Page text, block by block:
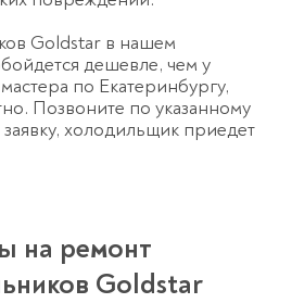
Goldstar в нашем
дешевле, чем у
по Екатеринбургу,
Позвоните по указанному
холодильщик приедет
на ремонт
Goldstar